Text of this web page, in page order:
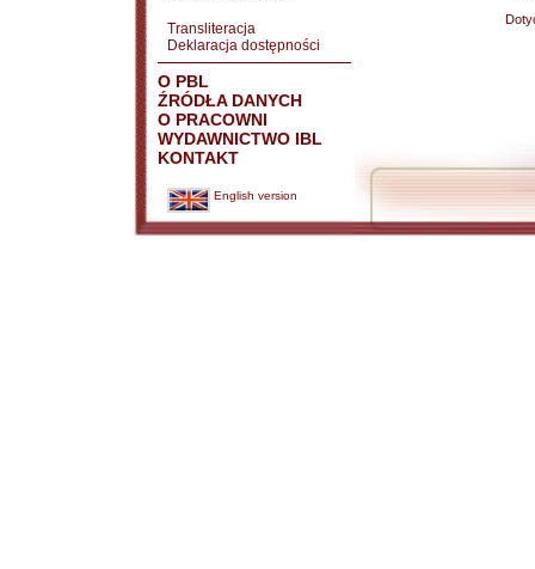
Transliteracja
Deklaracja dostępności
O PBL
ŹRÓDŁA DANYCH
O PRACOWNI
WYDAWNICTWO IBL
KONTAKT
English version